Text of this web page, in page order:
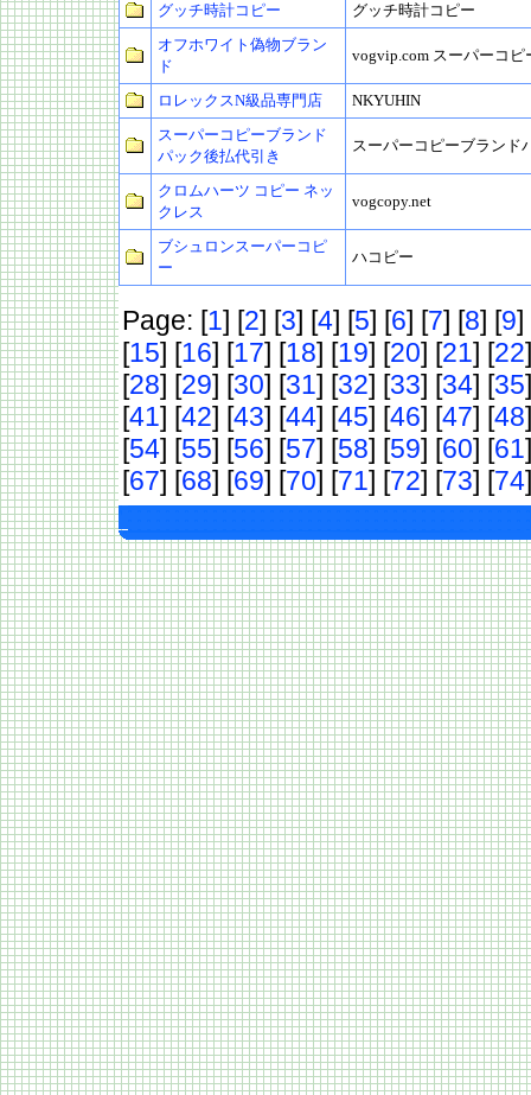
グッチ時計コピー
グッチ時計コピー
オフホワイト偽物ブラン
ド
vogvip.com スーパーコピ
ロレックスN級品専門店
NKYUHIN
スーパーコピーブランド
パック後払代引き
スーパーコピーブランド
クロムハーツ コピー ネッ
クレス
vogcopy.net
ブシュロンスーパーコピ
ー
ハコピー
Page: [1] [2] [3] [4] [5] [6] [7] [8] [9]
[15] [16] [17] [18] [19] [20] [21] [22
[28] [29] [30] [31] [32] [33] [34] [35
[41] [42] [43] [44] [45] [46] [47] [48
[54] [55] [56] [57] [58] [59] [60] [61
[67] [68] [69] [70] [71] [72] [73] [74]